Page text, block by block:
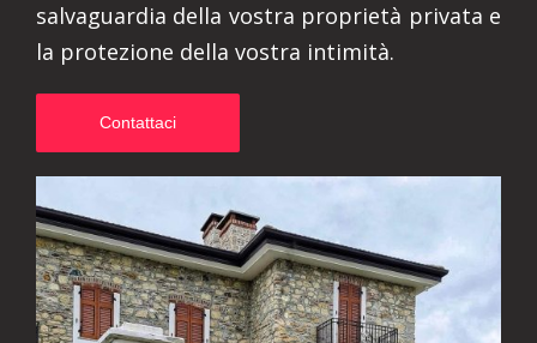
salvaguardia della vostra proprietà privata e
la protezione della vostra intimità.
Contattaci